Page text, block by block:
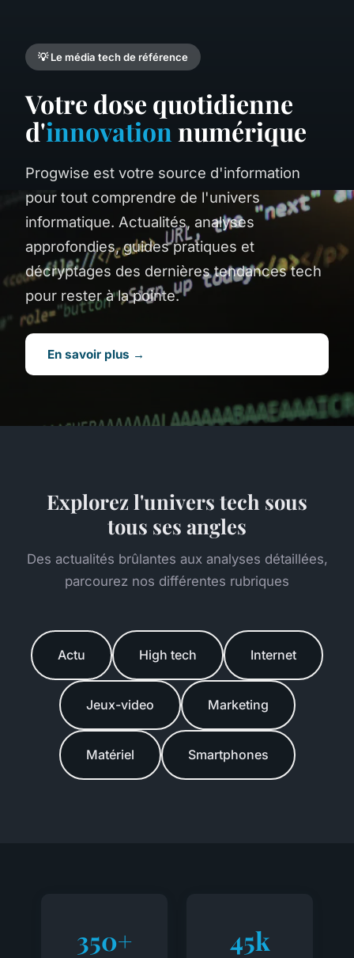
💡 Le média tech de référence
Votre dose quotidienne
d'innovation numérique
Progwise est votre source d'information
pour tout comprendre de l'univers
informatique. Actualités, analyses
approfondies, guides pratiques et
décryptages des dernières tendances tech
pour rester à la pointe.
En savoir plus →
Explorez l'univers tech sous
tous ses angles
Des actualités brûlantes aux analyses détaillées,
parcourez nos différentes rubriques
Actu High tech Internet
Jeux-video Marketing
Matériel Smartphones
350+ 45k